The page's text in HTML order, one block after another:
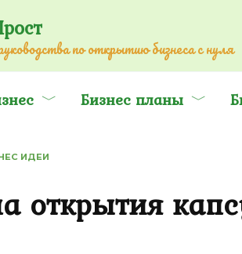
по открытию бизнеса с нуля
Бизнес планы
ИДЕИ
открытия